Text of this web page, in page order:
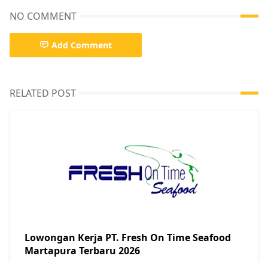
NO COMMENT
Add Comment
RELATED POST
Lowongan Kerja PT. Fresh On Time Seafood
Martapura Terbaru 2026